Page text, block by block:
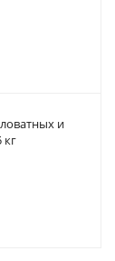
и
кг